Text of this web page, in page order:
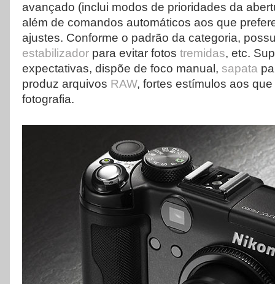
avançado (inclui modos de prioridades da
além de comandos automáticos aos que
ajustes. Conforme o padrão da categoria,
estabilizador para evitar fotos tremidas, etc.
expectativas, dispõe de foco manual, sapata
produz arquivos RAW, fortes estímulos aos
fotografia.